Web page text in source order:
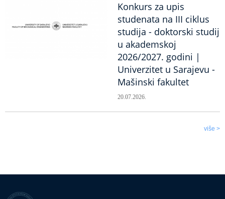
Konkurs za upis
studenata na III ciklus
studija - doktorski studij
u akademskoj
2026/2027. godini |
Univerzitet u Sarajevu -
Mašinski fakultet
20.07.2026.
više >